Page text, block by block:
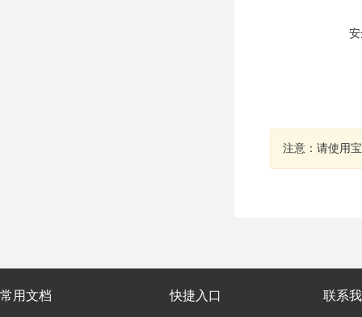
注意：请使用
常用文档 快捷入口 联系